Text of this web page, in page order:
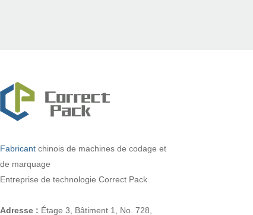
Fabricant chinois de machines de codage et
de marquage
Entreprise de technologie Correct Pack
Adresse : Étage 3, Bâtiment 1, No. 728,